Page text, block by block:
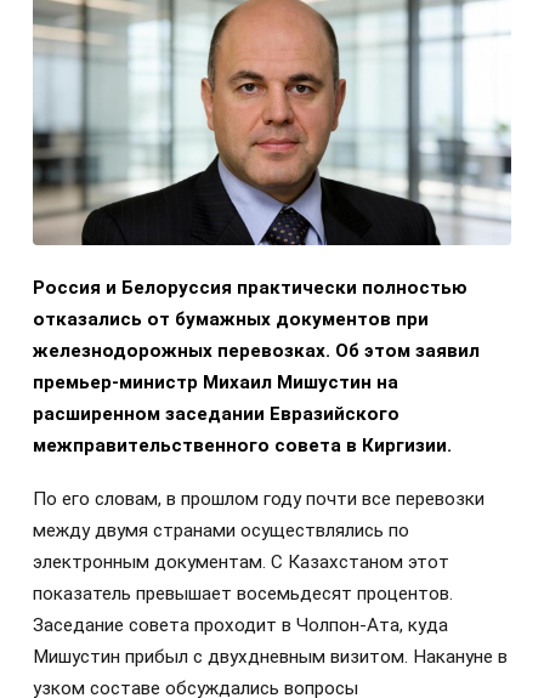
Россия и Белоруссия практически полностью
отказались от бумажных документов при
железнодорожных перевозках. Об этом заявил
премьер-министр Михаил Мишустин на
расширенном заседании Евразийского
межправительственного совета в Киргизии.
По его словам, в прошлом году почти все перевозки
между двумя странами осуществлялись по
электронным документам. С Казахстаном этот
показатель превышает восемьдесят процентов.
Заседание совета проходит в Чолпон-Ата, куда
Мишустин прибыл с двухдневным визитом. Накануне в
узком составе обсуждались вопросы